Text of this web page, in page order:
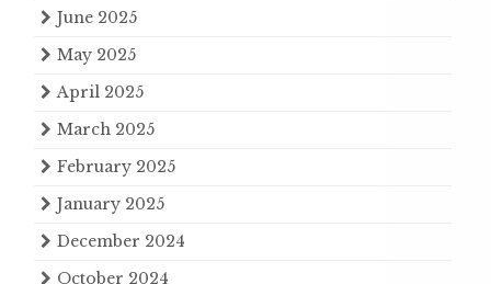
June 2025
May 2025
April 2025
March 2025
February 2025
January 2025
December 2024
October 2024